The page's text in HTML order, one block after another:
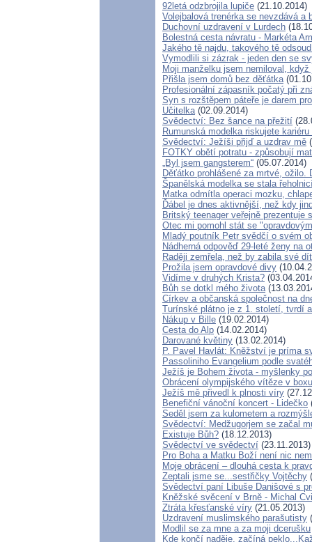
92letá odzbrojila lupiče (21.10.2014)
Volejbalová trenérka se nevzdává a
Duchovní uzdravení v Lurdech
Bolestná cesta návratu - Markéta
Jakého tě najdu, takového tě
Vymodlili si zázrak - jeden den se
Moji manželku jsem nemiloval,
Přišla jsem domů bez děťátka
Profesionální zápasník počatý při
Syn s rozštěpem páteře je darem
Učitelka(02.09.2014)
Svědectví: Bez šance na přežití
Rumunská modelka riskujete
Svědectví: Ježíši přijď a uzdrav mě
FOTKY obětí potratu - způsobují
„Byl jsem gangsterem“ (05.07.2014)
Děťátko prohlášené za mrtvé, ožilo.
Španělská modelka se stala
Matka odmítla operaci mozku,
Ďábel je dnes aktivnější, než kdy
Britský teenager veřejně prezentuje
Otec mi pomohl stát se
Mladý poutník Petr svědčí o svém
Nádherná odpověď 29-leté ženy na
Raději zemřela, než by zabila své
Prožila jsem opravdové divy
Vidíme v druhých Krista?
Bůh se dotkl mého života
Církev a občanská společnost na
Turínské plátno je z 1. století, tvrdí
Nákup v Bille (19.02.2014)
Cesta do Alp (14.02.2014)
Darované květiny (13.02.2014)
P. Pavel Havlát: Kněžství je príma
Passoliniho Evangelium podle
Ježíš je Bohem života - myšlenky
Obrácení olympijského vítěze v boxu
Ježíš mě přivedl k plnosti víry
Benefiční vánoční koncert - Lidečko
Seděl jsem za kulometem a
Svědectví: Medžugorjem se začal
Existuje Bůh? (18.12.2013)
Svědectví ve svědectví (23.11.2013)
Pro Boha a Matku Boží není nic
Moje obrácení – dlouhá cesta k
Zeptali jsme se...sestřičky Vojtěchy
Svědectví paní Libuše Danišové s
Kněžské svěcení v Brně - Michal
Ztráta křesťanské víry (21.05.2013)
Uzdravení muslimského parašutisty
Modlil se za mne a za moji dcerušku
Kde končí naděje, začíná